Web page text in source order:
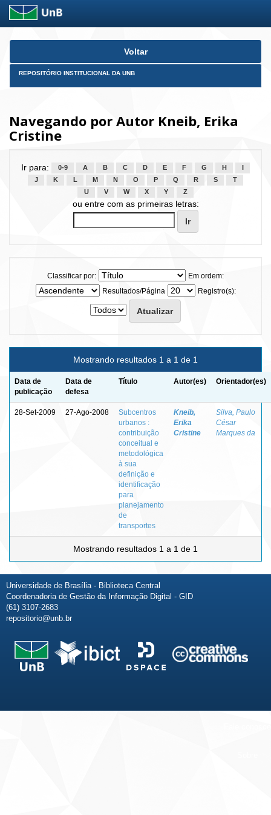
Skip
Voltar
REPOSITÓRIO INSTITUCIONAL DA UNB
Navegando por Autor Kneib, Erika
Cristine
Ir para: 0-9 A B C D E F G H
J
K L M N O P Q R S
T
U
V W X Y Z
ou entre com as primeiras letras:
Classificar por:
Em ordem:
Resultados/Página
Registro(s):
Mostrando resultados 1 a 1 de 1
Data de
publicação
Data de
defesa
Título Autor(es) Orientador(es)
28-Set-2009 27-Ago-2008
Subcentros
urbanos :
contribuição
conceitual e
metodológica
à sua
definição e
identificação
para
planejamento
de
transportes
Kneib,
Erika
Cristine
Silva, Paulo
César
Marques da
Mostrando resultados 1 a 1 de 1
Universidade de Brasília - Biblioteca Central
Coordenadoria de Gestão da Informação Digital - GID
(61) 3107-2683
repositorio@unb.br